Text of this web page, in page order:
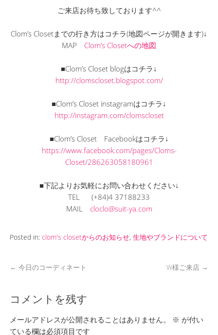
ご来店お待ち致しております^^
Clom’s Closetまでの行き方はコチラ(地図ページが開きます)↓
MAP Clom’s Closetへの地図
■Clom’s Closet blogはコチラ↓
http://clomscloset.blogspot.com/
■Clom’s Closet instagramはコチラ↓
http://instagram.com/clomscloset
■Clom’s Closet Facebookはコチラ↓
https://www.facebook.com/pages/Cloms-
Closet/286263058180961
■下記よりお気軽にお問い合わせください↓
TEL (+84)4 37188233
MAIL cloclo@suit-ya.com
Posted in: clom's closetからのお知らせ, 生地やブランドについて
← 今日のコーディネート W様ご来店 →
コメントを残す
メールアドレスが公開されることはありません。 ※ が付い
ている欄は必須項目です